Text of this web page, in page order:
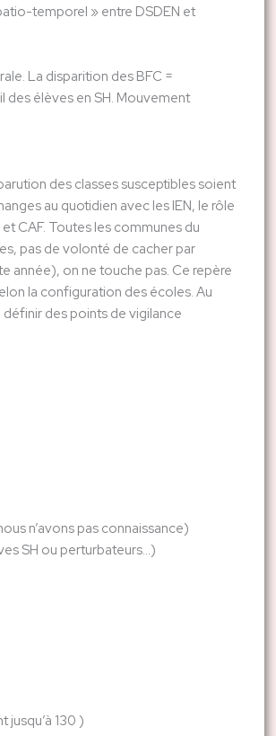
temporel » entre DSDEN et
La disparition des BFC =
des élèves en SH. Mouvement
des classes susceptibles soient
au quotidien avec les IEN, le rôle
CAF. Toutes les communes du
pas de volonté de cacher par
année), on ne touche pas. Ce repère
la configuration des écoles. Au
des points de vigilance
n’avons pas connaissance)
SH ou perturbateurs…)
130 )